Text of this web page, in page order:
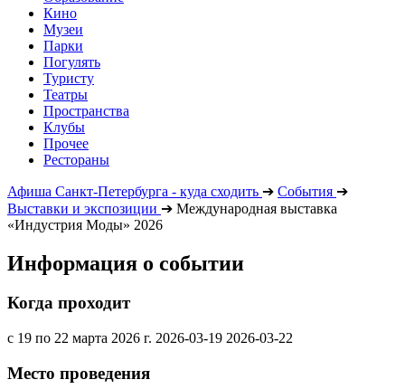
Кино
Музеи
Парки
Погулять
Туристу
Театры
Пространства
Клубы
Прочее
Рестораны
Афиша Санкт-Петербурга - куда сходить ➔ События ➔
Выставки и экспозиции ➔ Международная выставка
«Индустрия Моды» 2026
Информация о событии
Когда проходит
с 19 по 22 марта 2026 г. 2026-03-19 2026-03-22
Место проведения